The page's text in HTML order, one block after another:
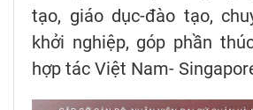
tạo, giáo dục-đào tạo,
khởi nghiệp, góp phần
hợp tác Việt Nam-